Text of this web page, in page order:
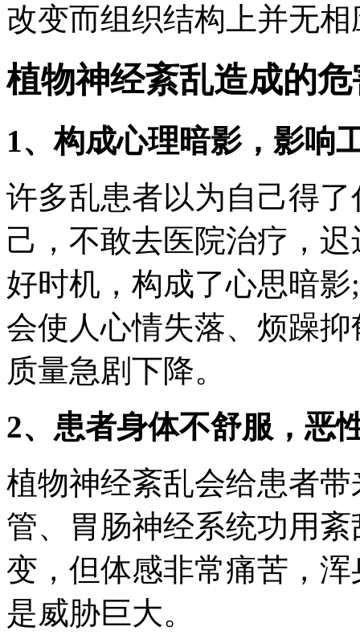
改变而组织结构上并无
植物神经紊乱造成的
1、构成心理暗影，影响
许多乱患者以为自己得
己，不敢去医院治疗，
好时机，构成了心思暗
会使人心情失落、烦躁
质量急剧下降。
2、患者身体不舒服，恶
植物神经紊乱会给患者
管、胃肠神经系统功用
变，但体感非常痛苦，
是威胁巨大。